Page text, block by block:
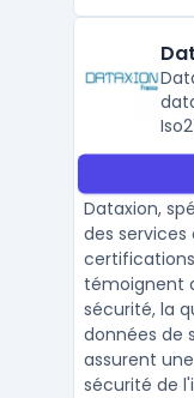
Dataxion,
des services
certifications
témoignent
sécurité, la
données de
assurent
sécurité de